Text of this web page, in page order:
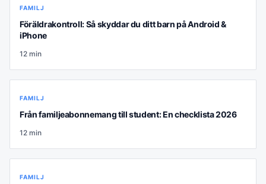
FAMILJ
Föräldrakontroll: Så skyddar du ditt barn på Android &
iPhone
12 min
FAMILJ
Från familjeabonnemang till student: En checklista 2026
12 min
FAMILJ